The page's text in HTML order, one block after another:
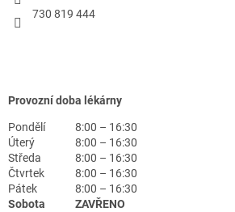
730 819 444
Provozní doba lékárny
Pondělí
8:00 – 16:30
Úterý
8:00 – 16:30
Středa
8:00 – 16:30
Čtvrtek
8:00 – 16:30
Pátek
8:00 – 16:30
Sobota
ZAVŘENO